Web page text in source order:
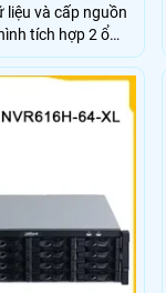
liệu và cấp nguồn
tích hợp 2 ổ
lên đến 20TB, hỗ
32MP cho hình
với hiệu
cho các hệ